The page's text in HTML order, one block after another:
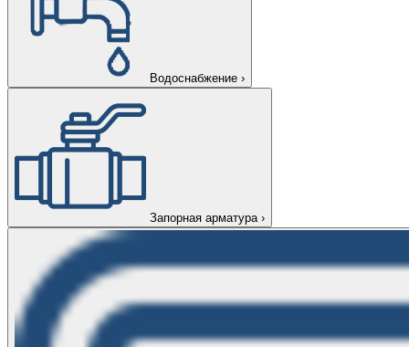
Водоснабжение ›
Запорная арматура ›